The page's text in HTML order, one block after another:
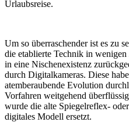
Urlaubsreise.
Um so überraschender ist es zu
die etablierte Technik in wenigen
in eine Nischenexistenz
durch Digitalkameras. Diese
atemberaubende Evolution
Vorfahren weitgehend
wurde die alte Spiegelreflex-
digitales Modell ersetzt.